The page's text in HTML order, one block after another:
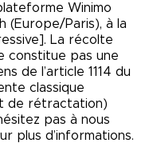
Winimo
(Europe/Paris), à la
La récolte
constitue pas une
de l’article 1114 du
classique
de rétractation)
pas à nous
plus d’informations.